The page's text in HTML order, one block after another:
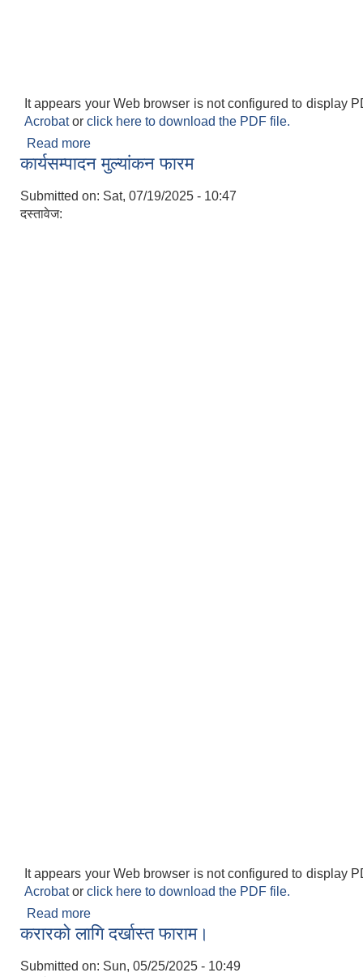
It appears your Web browser is not configured to display
Acrobator click here to download the PDF file.
Read more
कार्यसम्पादन मुल्यांकन फारम
Submitted on: Sat, 07/19/2025 - 10:47
दस्तावेज:
It appears your Web browser is not configured to display
Acrobator click here to download the PDF file.
Read more
करारको लागि दर्खास्त फाराम।
Submitted on: Sun, 05/25/2025 - 10:49